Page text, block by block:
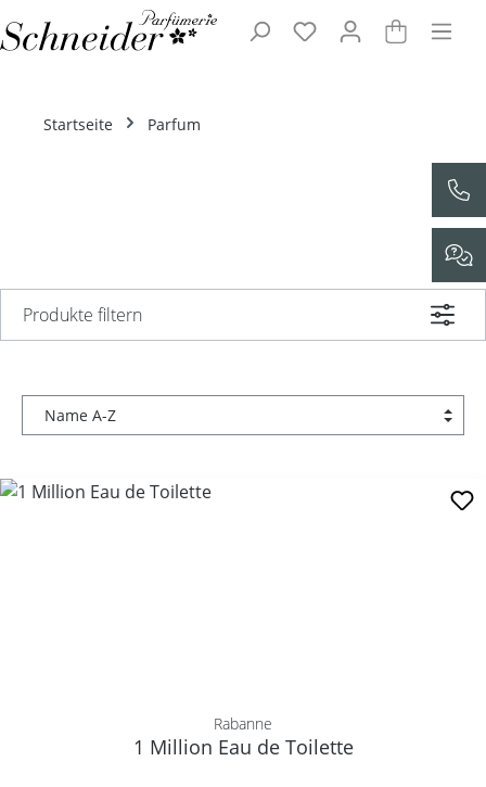
Zum Hauptinhalt springen
Startseite Parfum
Produkte filtern
Rabanne
1 Million Eau de Toilette